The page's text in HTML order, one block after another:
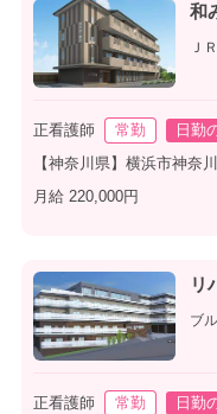
和
Ｊ
正看護師 常勤 日勤
【神奈川県】横浜市神奈
月給 220,000円
リ
ブ
正看護師 常勤 日勤